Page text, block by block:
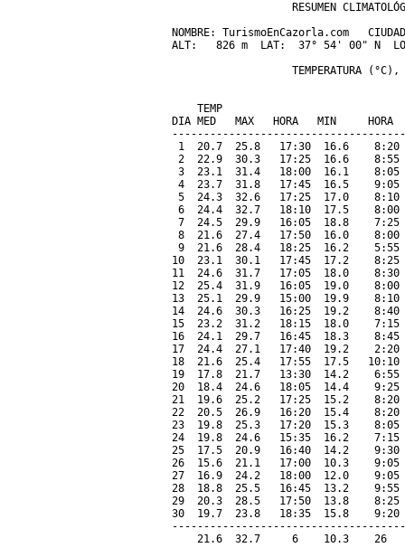
RESUMEN
NOMBRE: TurismoEnCazorla.com
ALT:   826 m  LAT:  37° 54' 00" N
TEMPERATURA
TEMP
DIA MED   MAX   HORA   MIN
1  20.7  25.8   17:30  16.6
2  22.9  30.3   17:25  16.6
3  23.1  31.4   18:00  16.1
4  23.7  31.8   17:45  16.5
5  24.3  32.6   17:25  17.0
6  24.4  32.7   18:10  17.5
7  24.5  29.9   16:05  18.8
8  21.6  27.4   17:50  16.0
9  21.6  28.4   18:25  16.2
10  23.1  30.1   17:45  17.2
11  24.6  31.7   17:05  18.0
12  25.4  31.9   16:05  19.0
13  25.1  29.9   15:00  19.9
14  24.6  30.3   16:25  19.2
15  23.2  31.2   18:15  18.0
16  24.1  29.7   16:45  18.3
17  24.4  27.1   17:40  19.2
18  21.6  25.4   17:55  17.5
19  17.8  21.7   13:30  14.2
20  18.4  24.6   18:05  14.4
21  19.6  25.2   17:25  15.2
22  20.5  26.9   16:20  15.4
23  19.8  25.3   17:20  15.3
24  19.8  24.6   15:35  16.2
25  17.5  20.9   16:40  14.2
26  15.6  21.1   17:00  10.3
27  16.9  24.2   18:00  12.0
28  18.8  25.5   16:45  13.2
29  20.3  28.5   17:50  13.8
30  19.7  23.8   18:35  15.8
21.6  32.7     6    10.3    26